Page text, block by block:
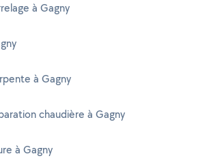
à Gagny
à Gagny
chaudière à Gagny
à Gagny